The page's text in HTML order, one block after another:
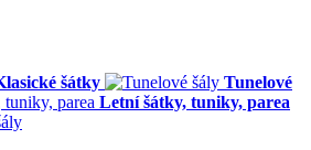
šátky
Tunelové
Letní šátky, tuniky, parea